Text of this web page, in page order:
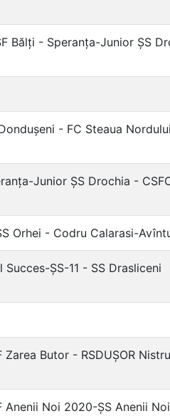
Bălți - Speranța-Junior ȘS
- FC Steaua
Junior ȘS Drochia -
Orhei - Codru Calarasi-
Succes-ȘS-11 - SS Drasliceni
Zarea Butor - RSDUȘOR
Anenii Noi 2020-ȘS Anenii